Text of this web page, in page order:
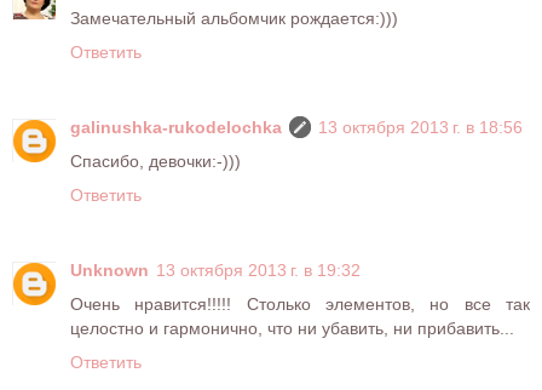
Замечательный альбомчик рождается:)))
Ответить
galinushka-rukodelochka
13 октября 2013 г. в 18:56
Спасибо, девочки:-)))
Ответить
Unknown 13 октября 2013 г. в 19:32
Очень нравится!!!!! Столько элементов, но все так
целостно и гармонично, что ни убавить, ни прибавить...
Ответить